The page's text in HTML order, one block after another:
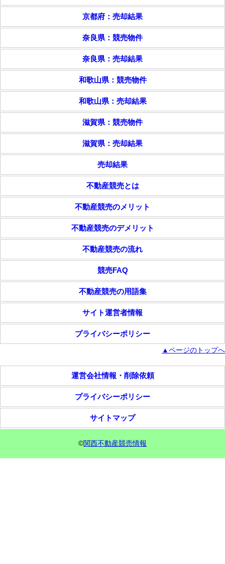
京都府：売却結果
奈良県：競売物件
奈良県：売却結果
和歌山県：競売物件
和歌山県：売却結果
滋賀県：競売物件
滋賀県：売却結果
売却結果
不動産競売とは
不動産競売のメリット
不動産競売のデメリット
不動産競売の流れ
競売FAQ
不動産競売の用語集
サイト運営者情報
プライバシーポリシー
▲ページのトップへ
運営会社情報・削除依頼
プライバシーポリシー
サイトマップ
©関西不動産競売情報